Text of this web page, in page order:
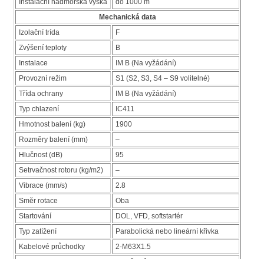
Mechanická data
Izolační trída
F
Zvýšení teploty
B
Instalace
IM B (Na vyžádání)
Provozní režim
S1 (S2, S3, S4 – S9 volitelné)
Třída ochrany
IM B (Na vyžádání)
Typ chlazení
IC411
Hmotnost balení (kg)
1900
Rozměry balení (mm)
–
Hlučnost (dB)
95
Setrvačnost rotoru (kg/m2)
–
Vibrace (mm/s)
2.8
Směr rotace
Oba
Startování
DOL, VFD, softstartér
Typ zatížení
Parabolická nebo lineární křivka
Kabelové průchodky
2-M63X1.5